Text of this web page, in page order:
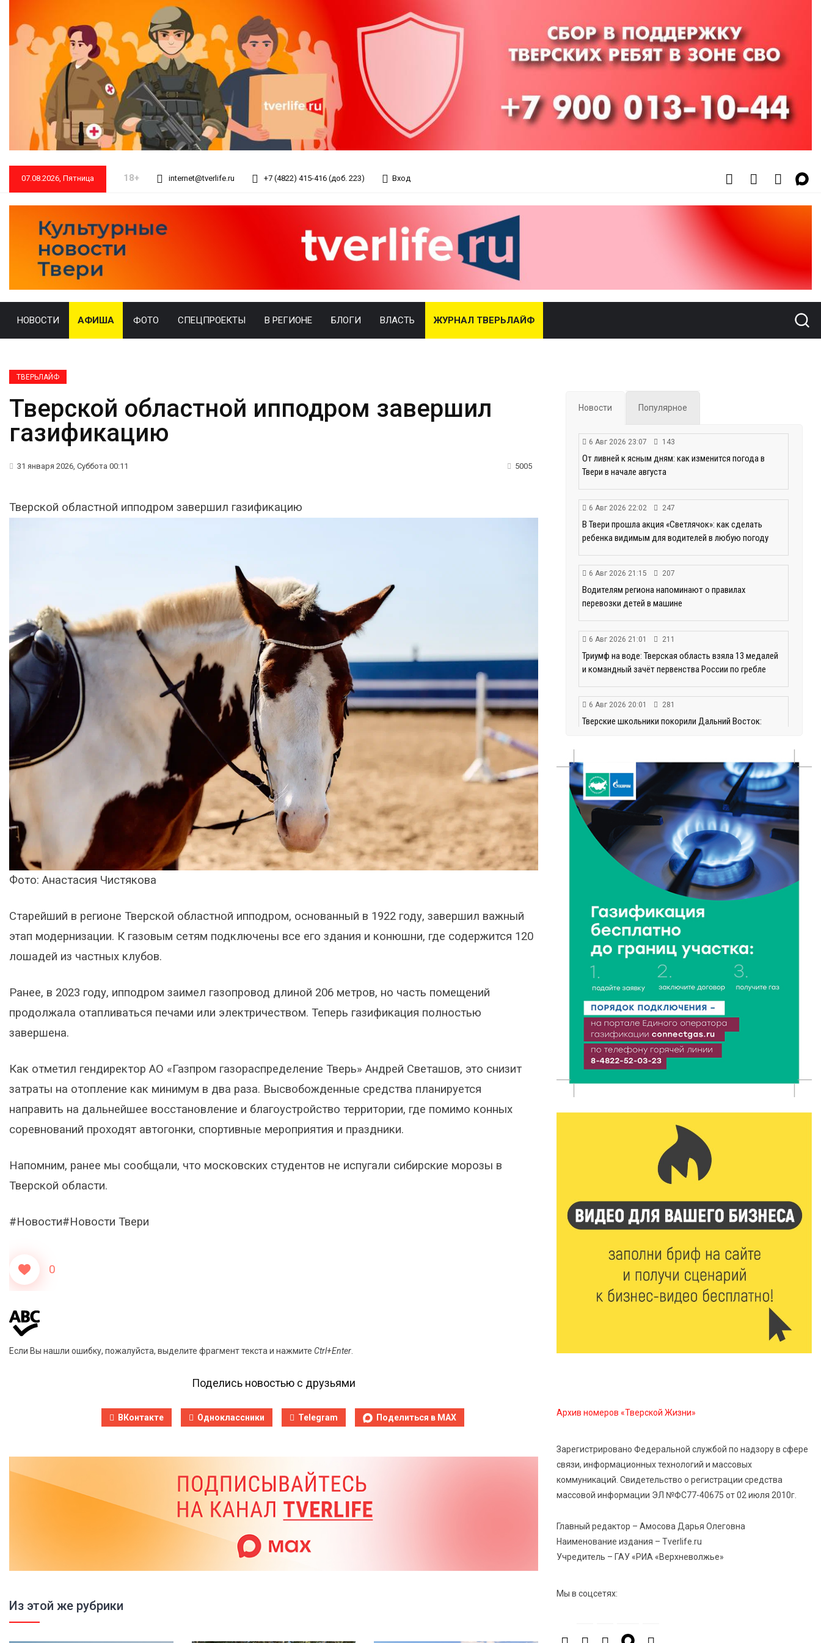
07.08.2026, Пятница 18+ internet@tverlife.ru +7 (4822) 415-416 (доб. 223) Вход
НОВОСТИ АФИША ФОТО СПЕЦПРОЕКТЫ В РЕГИОНЕ БЛОГИ ВЛАСТЬ ЖУРНАЛ ТВЕРЬЛАЙФ
ТВЕРЬЛАЙФ
Тверской областной ипподром завершил
газификацию
31 января 2026, Суббота 00:11 5005
Тверской областной ипподром завершил газификацию
Фото: Анастасия Чистякова
Старейший в регионе Тверской областной ипподром, основанный в 1922 году, завершил важный
этап модернизации. К газовым сетям подключены все его здания и конюшни, где содержится 120
лошадей из частных клубов.
Ранее, в 2023 году, ипподром заимел газопровод длиной 206 метров, но часть помещений
продолжала отапливаться печами или электричеством. Теперь газификация полностью
завершена.
Как отметил гендиректор АО «Газпром газораспределение Тверь» Андрей Светашов, это снизит
затраты на отопление как минимум в два раза. Высвобожденные средства планируется
направить на дальнейшее восстановление и благоустройство территории, где помимо конных
соревнований проходят автогонки, спортивные мероприятия и праздники.
Напомним, ранее мы сообщали, что московских студентов не испугали сибирские морозы в
Тверской области.
#Новости#Новости Твери
0
Если Вы нашли ошибку, пожалуйста, выделите фрагмент текста и нажмите Ctrl+Enter
Поделись новостью с друзьями
ВКонтакте Одноклассники Telegram Поделиться в MAX
Из этой же рубрики
Новости Популярное
6 Авг 2026 23:07 143
От ливней к ясным дням: как изменится погода в
Твери в начале августа
6 Авг 2026 22:02 247
В Твери прошла акция «Светлячок»: как сделать
ребенка видимым для водителей в любую погоду
6 Авг 2026 21:15 207
Водителям региона напоминают о правилах
перевозки детей в машине
6 Авг 2026 21:01 211
Триумф на воде: Тверская область взяла 13 медалей
и командный зачёт первенства России по гребле
6 Авг 2026 20:01 281
Тверские школьники покорили Дальний Восток:
260
Забота о пациентах и врачах: в ГКБ №7 стало ещё
комфортнее
6 Авг 2026 18:18 239
Большие деньги для большой модернизации
тверских заводов
«Дух больших побед»: глава спорткомитета оценил
состояние СШОР по гребле в Твери
6 Авг 2026 17:01 214
День рождения Светофора: в детском саду № 6
6 Авг 2026 16:41 322
В Твери пройдёт дополнительный день приёма в
колледжи
Исследование: ежемесячная смена категорий
кешбэка создает волны спроса
309
Тверские «Романтики» покорили Витебск своей
6 Авг 2026 16:08 369
Виталий Королев наградил строителей и
анонсировал новые проекты
6 Авг 2026 16:02 139
Голубев проверил школы и детсады Зубцова к 1
сентября
6 Авг 2026 15:01 239
Владимира Васильева о героях СВО проходит в РГБ
6 Авг 2026 14:55 223
6 Авг 2026 14:01
Архив номеров «Тверской Жизни»
Зарегистрировано Федеральной службой по надзору в сфере
связи, информационных технологий и массовых
коммуникаций. Свидетельство о регистрации средства
массовой информации ЭЛ №ФС77-40675 от 02 июля 2010г.
Главный редактор – Амосова Дарья Олеговна
Наименование издания – Tverlife.ru
Учредитель – ГАУ «РИА «Верхневолжье»
Мы в соцсетях: